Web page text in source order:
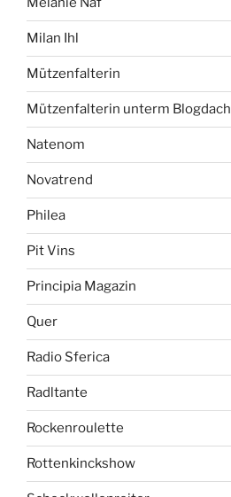
Milan Ihl
Mützenfalterin
Mützenfalterin unterm Blogdach
Natenom
Novatrend
Philea
Pit Vins
Principia Magazin
Quer
Radio Sferica
Radltante
Rockenroulette
Rottenkinckshow